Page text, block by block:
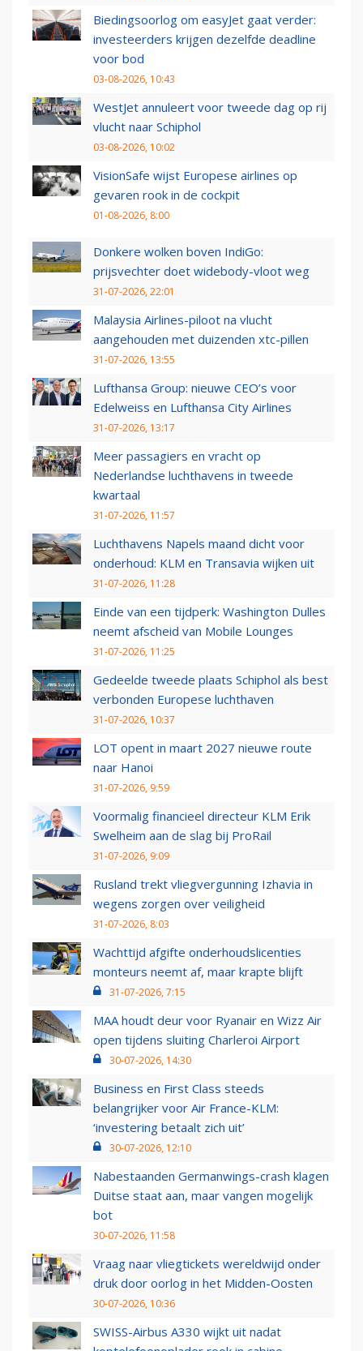
Biedingsoorlog om easyJet gaat verder:
investeerders krijgen dezelfde deadline
voor bod
03-08-2026, 10:43
WestJet annuleert voor tweede dag op rij
vlucht naar Schiphol
03-08-2026, 10:02
VisionSafe wijst Europese airlines op
gevaren rook in de cockpit
01-08-2026, 8:00
Donkere wolken boven IndiGo:
prijsvechter doet widebody-vloot weg
31-07-2026, 22:01
Malaysia Airlines-piloot na vlucht
aangehouden met duizenden xtc-pillen
31-07-2026, 13:55
Lufthansa Group: nieuwe CEO’s voor
Edelweiss en Lufthansa City Airlines
31-07-2026, 13:17
Meer passagiers en vracht op
Nederlandse luchthavens in tweede
kwartaal
31-07-2026, 11:57
Luchthavens Napels maand dicht voor
onderhoud: KLM en Transavia wijken uit
31-07-2026, 11:28
Einde van een tijdperk: Washington Dulles
neemt afscheid van Mobile Lounges
31-07-2026, 11:25
Gedeelde tweede plaats Schiphol als best
verbonden Europese luchthaven
31-07-2026, 10:37
LOT opent in maart 2027 nieuwe route
naar Hanoi
31-07-2026, 9:59
Voormalig financieel directeur KLM Erik
Swelheim aan de slag bij ProRail
31-07-2026, 9:09
Rusland trekt vliegvergunning Izhavia in
wegens zorgen over veiligheid
31-07-2026, 8:03
Wachttijd afgifte onderhoudslicenties
monteurs neemt af, maar krapte blijft
31-07-2026, 7:15
MAA houdt deur voor Ryanair en Wizz Air
open tijdens sluiting Charleroi Airport
30-07-2026, 14:30
Business en First Class steeds
belangrijker voor Air France-KLM:
‘investering betaalt zich uit’
30-07-2026, 12:10
Nabestaanden Germanwings-crash klagen
Duitse staat aan, maar vangen mogelijk
bot
30-07-2026, 11:58
Vraag naar vliegtickets wereldwijd onder
druk door oorlog in het Midden-Oosten
30-07-2026, 10:36
SWISS-Airbus A330 wijkt uit nadat